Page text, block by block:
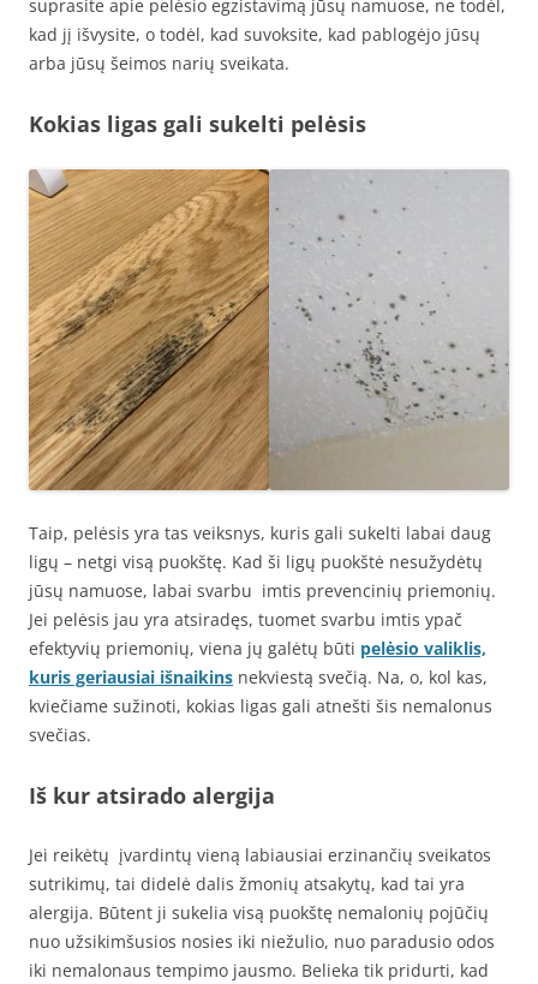
suprasite apie pelėsio egzistavimą jūsų namuose, ne todėl,
kad jį išvysite, o todėl, kad suvoksite, kad pablogėjo jūsų
arba jūsų šeimos narių sveikata.
Kokias ligas gali sukelti pelėsis
Taip, pelėsis yra tas veiksnys, kuris gali sukelti labai daug
ligų – netgi visą puokštę. Kad ši ligų puokštė nesužydėtų
jūsų namuose, labai svarbu imtis prevencinių priemonių.
Jei pelėsis jau yra atsiradęs, tuomet svarbu imtis ypač
efektyvių priemonių, viena jų galėtų būti pelėsio valiklis,
kuris geriausiai išnaikins nekviestą svečią. Na, o, kol kas,
kviečiame sužinoti, kokias ligas gali atnešti šis nemalonus
svečias.
Iš kur atsirado alergija
Jei reikėtų įvardintų vieną labiausiai erzinančių sveikatos
sutrikimų, tai didelė dalis žmonių atsakytų, kad tai yra
alergija. Būtent ji sukelia visą puokštę nemalonių pojūčių
nuo užsikimšusios nosies iki niežulio, nuo paradusio odos
iki nemalonaus tempimo jausmo. Belieka tik pridurti, kad